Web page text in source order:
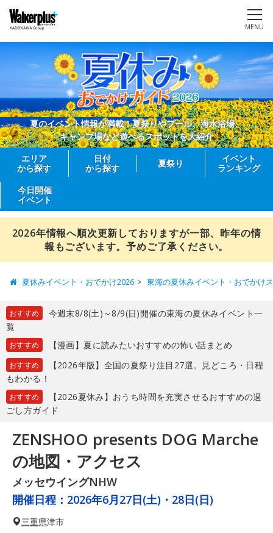
MENU
夏のイベント情報が満載！夏祭りやプール、海水浴場、
キャンプ場など遊べるスポットを大紹介
エリア
から探す
日付
から探す
夏祭り
イベント
ランキング
今日開催
イベント
2026年情報へ順次更新しておりますが一部、昨年の情
報もございます。予めご了承ください。
夏休みイベント・おでかけ2026 東海の夏休みイベント・おでかけ
おすすめ
今週末8/8(土)～8/9(日)開催の東海の夏休みイベント一
覧
おすすめ 【漫画】夏に読みたいおすすめの怖い話まとめ
おすすめ
【2026年版】全国の夏祭り注目27選。見どころ・日程
もわかる！
おすすめ
【2026夏休み】おうち時間を充実させるおすすめの過
ごし方ガイド
ZENSHOO presents DOG Marche
の地図・アクセス
メッセウイングNHW
開催日程： 2026年6月27日(土)・28日(日)
三重県津市